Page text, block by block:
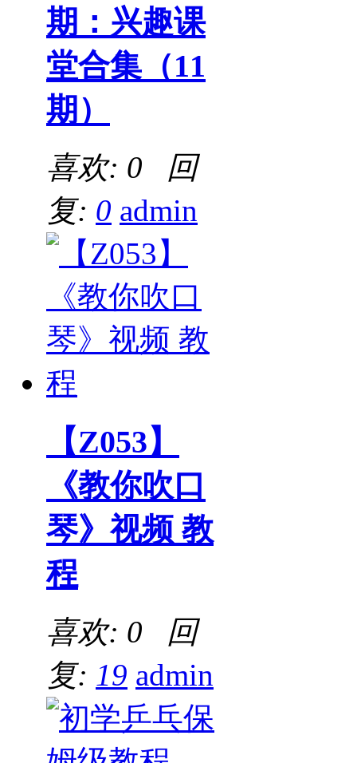
期：兴趣课
堂合集（11
期）
喜欢: 0 回
复: 0 admin
【Z053】
《教你吹口
琴》视频 教
程
喜欢: 0 回
复: 19 admin